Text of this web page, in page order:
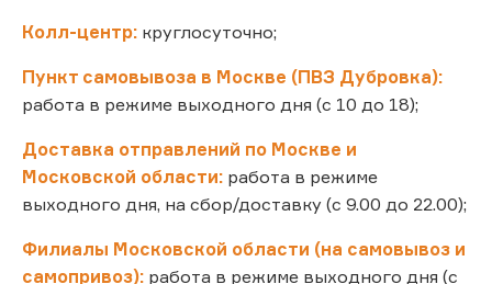
Колл-центр: круглосуточно;
Пункт самовывоза в Москве (ПВЗ Дубровка):
работа в режиме выходного дня (с 10 до 18);
Доставка отправлений по Москве и
Московской области: работа в режиме
выходного дня, на сбор/доставку (с 9.00 до 22.00);
Филиалы Московской области (на самовывоз и
самопривоз): работа в режиме выходного дня (с